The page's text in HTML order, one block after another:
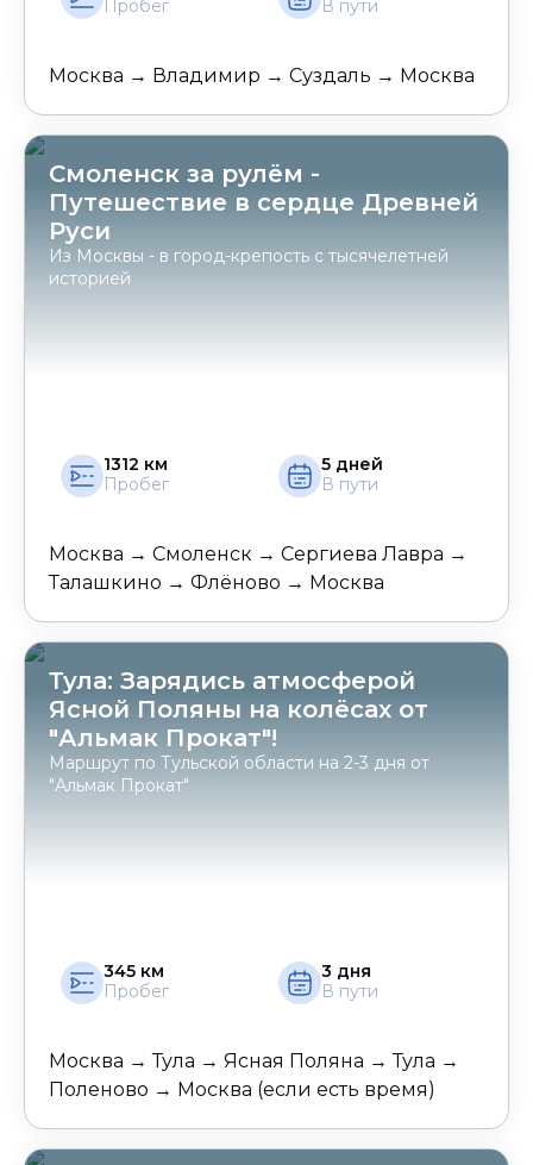
Пробег В пути
Москва → Владимир → Суздаль → Москва
Смоленск за рулём -
Путешествие в сердце Древней
Руси
Из Москвы - в город-крепость с тысячелетней
историей
1312 км
Пробег
5 дней
В пути
Москва → Смоленск → Сергиева Лавра →
Талашкино → Флёново → Москва
Тула: Зарядись атмосферой
Ясной Поляны на колёсах от
"Альмак Прокат"!
Маршрут по Тульской области на 2-3 дня от
"Альмак Прокат"
345 км
Пробег
3 дня
В пути
Москва → Тула → Ясная Поляна → Тула →
Поленово → Москва (если есть время)